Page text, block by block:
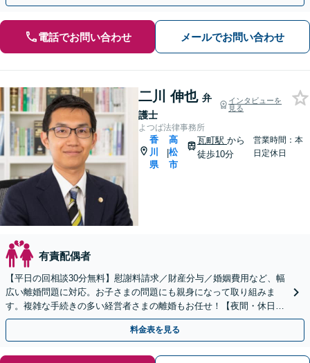
電話でお問い合わせ メールでお問い合わせ
二川 伸也 弁
護士
インタビューを
見る
よつば法律事務所
香
川
県
|
高
松
市
瓦町駅 から
徒歩10分
営業時間：本
日定休日
有責配偶者
【平日の回相談30分無料】慰謝料請求／財産分与／婚姻費用など、幅
広い離婚問題に対応。お子さまの問題にも親身になって取り組みま
す。複雑な手続きの多い経営者さまの離婚もお任せ！【夜間・休日相
談可】【個室完備】【瓦町駅10分】
料金表を見る